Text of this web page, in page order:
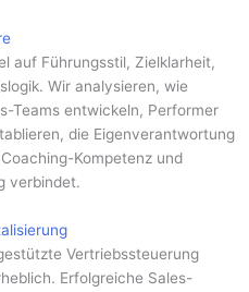
auf Führungsstil, Zielklarheit,
Wir analysieren, wie
Teams entwickeln, Performer
die Eigenverantwortung
Kompetenz und
verbindet.
Vertriebssteuerung
Erfolgreiche Sales-